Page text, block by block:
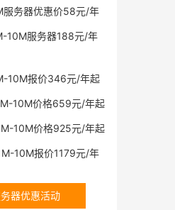
服务器优惠价58元/年
10M服务器188元/年
10M报价346元/年起
10M价格659元/年起
10M价格925元/年起
10M报价1179元/年
器优惠活动